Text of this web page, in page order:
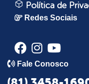
Política de
Redes Sociais
Fale Conosco